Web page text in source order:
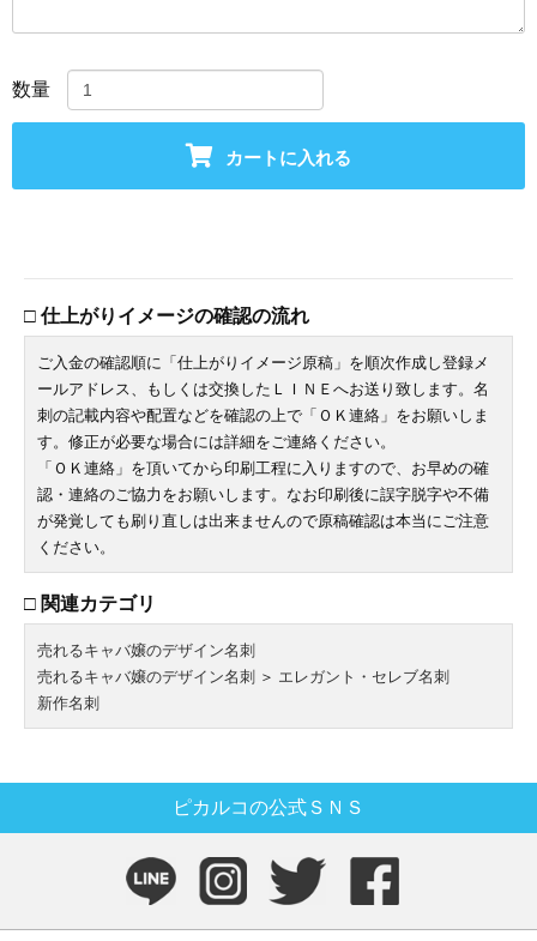
数量
カートに入れる
□ 仕上がりイメージの確認の流れ
ご入金の確認順に「仕上がりイメージ原稿」を順次作成し登録メ
ールアドレス、もしくは交換したＬＩＮＥへお送り致します。名
刺の記載内容や配置などを確認の上で「ＯＫ連絡」をお願いしま
す。修正が必要な場合には詳細をご連絡ください。
「ＯＫ連絡」を頂いてから印刷工程に入りますので、お早めの確
認・連絡のご協力をお願いします。なお印刷後に誤字脱字や不備
が発覚しても刷り直しは出来ませんので原稿確認は本当にご注意
ください。
□ 関連カテゴリ
売れるキャバ嬢のデザイン名刺
売れるキャバ嬢のデザイン名刺 ＞ エレガント・セレブ名刺
新作名刺
ピカルコの公式ＳＮＳ